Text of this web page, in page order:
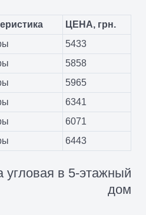
ЦЕНА, грн.
5433
5858
5965
6341
6071
6443
угловая в 5-этажный
дом